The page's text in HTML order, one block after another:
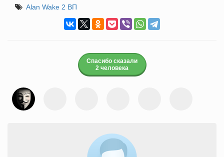
Alan Wake 2 ВП
Спасибо сказали
2 человека